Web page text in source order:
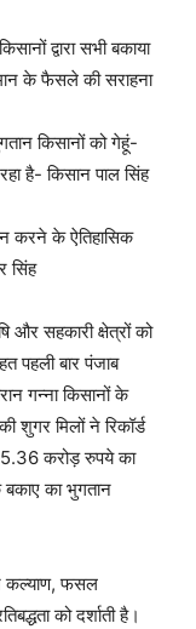
द्वारा सभी बकाया
के फैसले की सराहना
किसानों को गेहूं-
है- किसान पाल सिंह
करने के ऐतिहासिक
सिंह
और सहकारी क्षेत्रों को
पहली बार पंजाब
गन्ना किसानों के
शुगर मिलों ने रिकॉर्ड
करोड़ रुपये का
का भुगतान
कल्याण, फसल
को दर्शाती है।